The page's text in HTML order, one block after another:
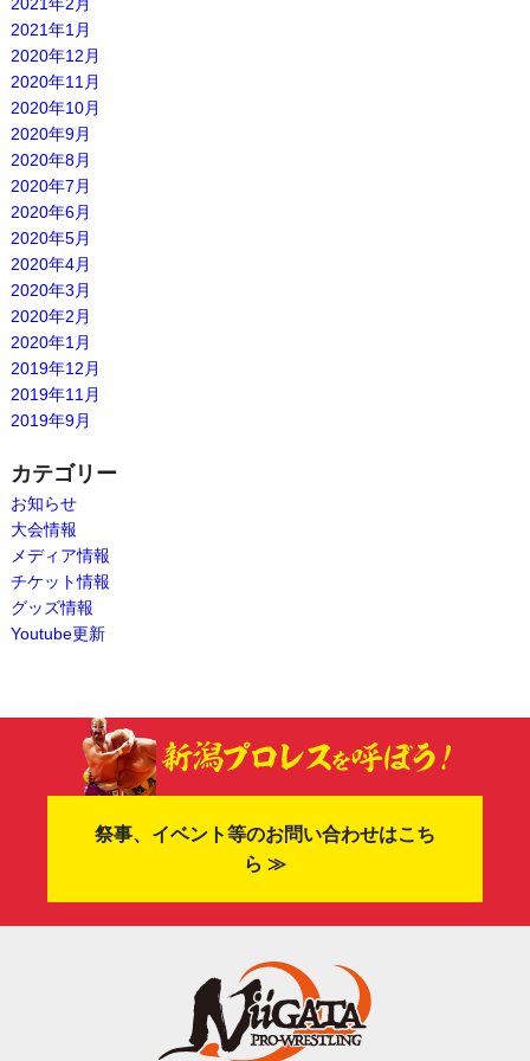
2021年1月
2020年12月
2020年11月
2020年10月
2020年9月
2020年8月
2020年7月
2020年6月
2020年5月
2020年4月
2020年3月
2020年2月
2020年1月
2019年12月
2019年11月
2019年9月
カテゴリー
お知らせ
大会情報
メディア情報
チケット情報
グッズ情報
Youtube更新
祭事、イベント等のお問い合わせはこち
ら ≫